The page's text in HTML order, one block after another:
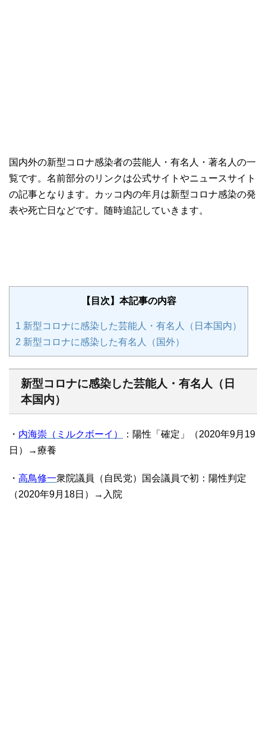
国内外の新型コロナ感染者の芸能人・有名人・著名人の一
覧です。名前部分のリンクは公式サイトやニュースサイト
の記事となります。カッコ内の年月は新型コロナ感染の発
表や死亡日などです。随時追記していきます。
【目次】本記事の内容
1 新型コロナに感染した芸能人・有名人（日本国内）
2 新型コロナに感染した有名人（国外）
新型コロナに感染した芸能人・有名人（日
本国内）
・ 内海崇（ミルクボーイ）
：陽性「確定」（2020年9月19
日）→療養
・ 高鳥修一衆院議員（自民党）国会議員で初：陽性判定
（2020年9月18日）→入院